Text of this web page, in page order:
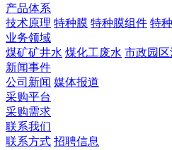
产品体系
技术原理 特种膜 特种膜组件 特
业务领域
煤矿矿井水 煤化工废水 市政园区
新闻事件
公司新闻 媒体报道
采购平台
采购需求
联系我们
联系方式 招聘信息